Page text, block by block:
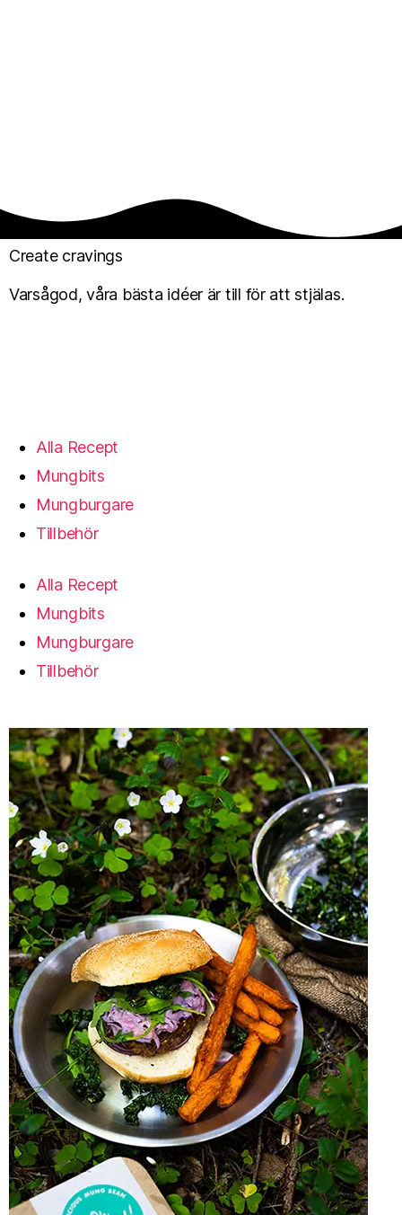
Create cravings
Varsågod, våra bästa idéer är till för att stjälas.
Alla Recept
Mungbits
Mungburgare
Tillbehör
Alla Recept
Mungbits
Mungburgare
Tillbehör